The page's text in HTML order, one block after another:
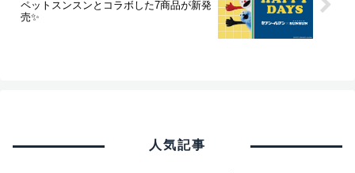
ペットスンスンとコラボした7商品が新発
売✨
人気記事